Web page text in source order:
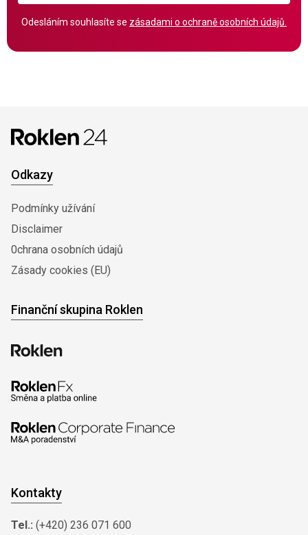
Odesláním souhlasíte se zásadami o ochraně osobních údajů.
Odkazy
Podmínky užívání
Disclaimer
0chrana osobních údajů
Zásady cookies (EU)
Finanční skupina Roklen
Kontakty
Tel.: (+420) 236 071 600